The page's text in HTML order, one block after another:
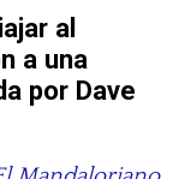
al
a una
por Dave